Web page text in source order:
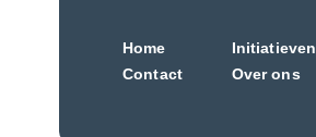
Home
Contact
Initiatieven
Over ons